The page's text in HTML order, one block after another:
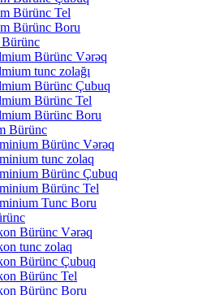
Bürünc Tel
Bürünc Boru
Bürünc Vərəq
tunc zolağı
Bürünc Çubuq
Bürünc Tel
Bürünc Boru
Bürünc
Bürünc Vərəq
tunc zolaq
Bürünc Çubuq
Bürünc Tel
Tunc Boru
Bürünc Vərəq
tunc zolaq
Bürünc Çubuq
Bürünc Tel
Bürünc Boru